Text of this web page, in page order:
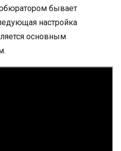
бывает
настройка
основным